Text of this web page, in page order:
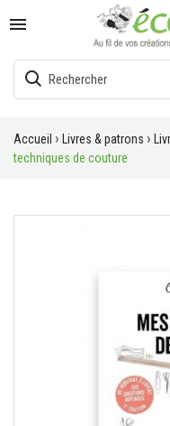

Accueil Livres & patrons
techniques de couture